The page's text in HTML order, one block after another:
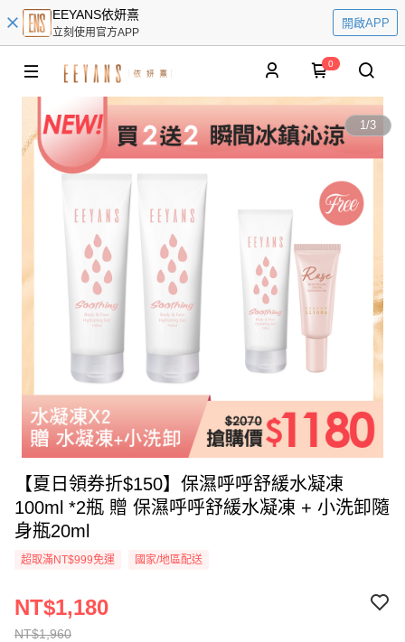
EEYANS依妍熹
立刻使用官方APP
開啟APP
0
1/3
【夏日領券折$150】保濕呼呼舒緩水凝凍
100ml *2瓶 贈 保濕呼呼舒緩水凝凍 + 小洗卸隨
身瓶20ml
超取滿NT$999免運 國家/地區配送
NT$1,960
NT$1,180